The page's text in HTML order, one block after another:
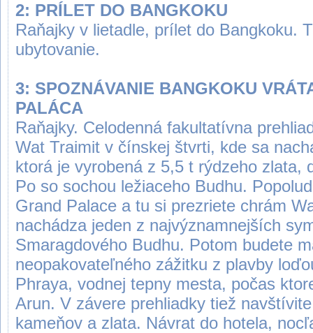
2: PRÍLET DO BANGKOKU
Raňajky v lietadle, prílet do Bangkoku.
ubytovanie.
3: SPOZNÁVANIE BANGKOKU
PALÁCA
Raňajky. Celodenná fakultatívna
Wat Traimit v čínskej štvrti, kde sa
ktorá je vyrobená z 5,5 t rýdzeho zlata,
Po so sochou ležiaceho Budhu.
Grand Palace a tu si prezriete chrám
nachádza jeden z najvýznamnejších
Smaragdového Budhu. Potom budete
neopakovateľného zážitku z plavby
Phraya, vodnej tepny mesta, počas
Arun. V závere prehliadky tiež
kameňov a zlata. Návrat do hotela,